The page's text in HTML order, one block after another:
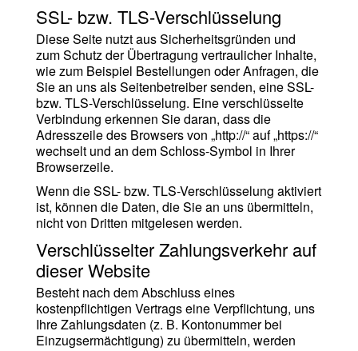
SSL- bzw. TLS-Verschlüsselung
Diese Seite nutzt aus Sicherheitsgründen und
zum Schutz der Übertragung vertraulicher Inhalte,
wie zum Beispiel Bestellungen oder Anfragen, die
Sie an uns als Seitenbetreiber senden, eine SSL-
bzw. TLS-Verschlüsselung. Eine verschlüsselte
Verbindung erkennen Sie daran, dass die
Adresszeile des Browsers von „http://“ auf „https://“
wechselt und an dem Schloss-Symbol in Ihrer
Browserzeile.
Wenn die SSL- bzw. TLS-Verschlüsselung aktiviert
ist, können die Daten, die Sie an uns übermitteln,
nicht von Dritten mitgelesen werden.
Verschlüsselter Zahlungsverkehr auf
dieser Website
Besteht nach dem Abschluss eines
kostenpflichtigen Vertrags eine Verpflichtung, uns
Ihre Zahlungsdaten (z. B. Kontonummer bei
Einzugsermächtigung) zu übermitteln, werden